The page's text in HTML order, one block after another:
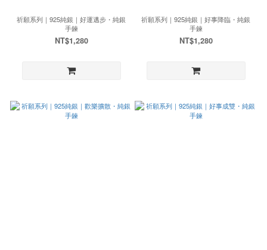
祈願系列｜925純銀｜好運邁步・純銀
手鍊
NT$1,280
祈願系列｜925純銀｜好事降臨・純銀
手鍊
NT$1,280